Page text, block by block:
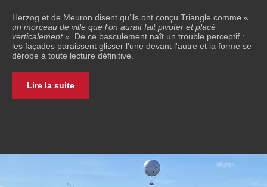
Herzog et de Meuron disent qu’ils ont conçu Triangle comme «
un morceau de ville que l’on aurait fait pivoter et placé
verticalement». De ce basculement naît un trouble perceptif :
les façades paraissent glisser l'une devant l'autre et la forme se
dérobe à toute lecture définitive.
Lire la suite